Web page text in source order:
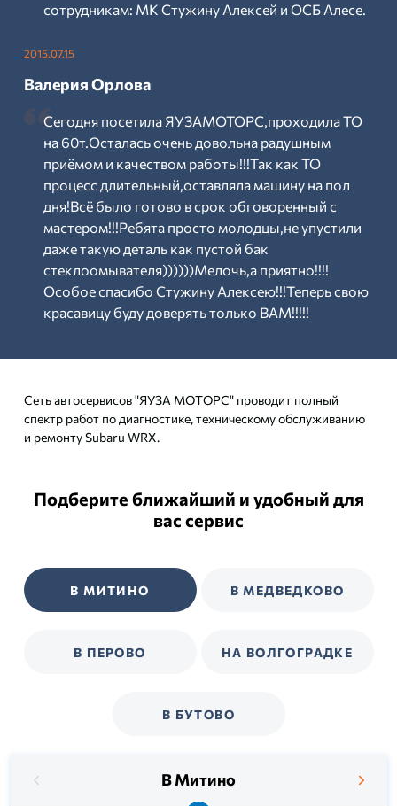
сотрудникам: МК Стужину Алексей и ОСБ Алесе.
2015.07.15
Валерия Орлова
Сегодня посетила ЯУЗАМОТОРС,проходила ТО
на 60т.Осталась очень довольна радушным
приёмом и качеством работы!!!Так как ТО
процесс длительный,оставляла машину на пол
дня!Всё было готово в срок обговоренный с
мастером!!!Ребята просто молодцы,не упустили
даже такую деталь как пустой бак
стеклоомывателя))))))Мелочь,а приятно!!!!
Особое спасибо Стужину Алексею!!!Теперь свою
красавицу буду доверять только ВАМ!!!!!
Сеть автосервисов "ЯУЗА МОТОРС" проводит полный
спектр работ по диагностике, техническому обслуживанию
и ремонту Subaru WRX.
Подберите ближайший и удобный для
вас сервис
В МИТИНО В МЕДВЕДКОВО
В ПЕРОВО НА ВОЛГОГРАДКЕ
В БУТОВО
В Митино